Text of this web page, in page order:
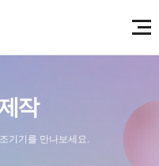
작
기기를 만나보세요.